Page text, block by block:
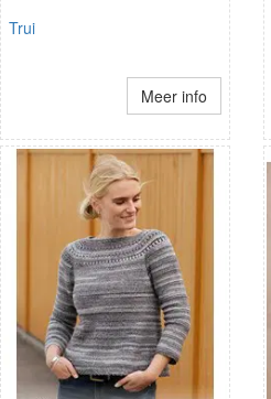
Trui
Meer info